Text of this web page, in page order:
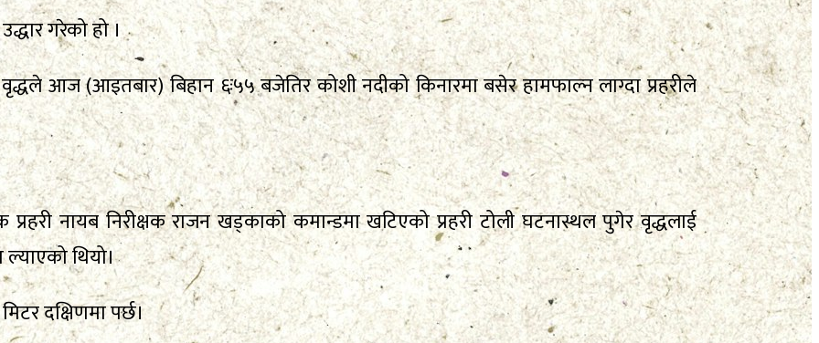
गरेको हो ।
आज (आइतबार) बिहान ६ः५५ बजेतिर कोशी नदीको किनारमा बसेर हामफाल्न लाग्दा प्रहरीले
नायब निरीक्षक राजन खड्काको कमान्डमा खटिएको प्रहरी टोली घटनास्थल पुगेर वृद्धलाई
थियो।
दक्षिणमा पर्छ।